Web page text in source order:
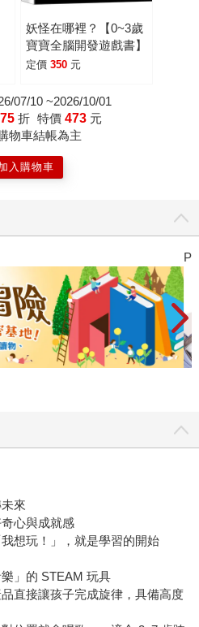
妖怪在哪裡？【0~3歲
寶寶全腦開發遊戲書】
定價 350 元
07/10 ~2026/10/01
75 折 特價 473 元
物車結帳為主
入購物車
來
心與成就感
想玩！」，就是學習的開始
」的 STEAM 玩具
直接讓孩子完成旋律，具備高度